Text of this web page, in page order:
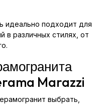
идеально подходит для
в различных стилях, от
Marazzi
выбрать,